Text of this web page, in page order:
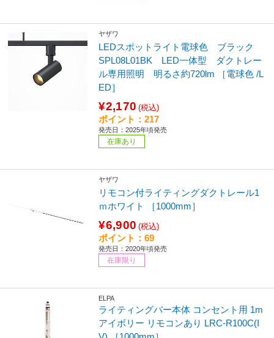
ヤザワ
LEDスポットライト電球色 ブラック
SPL08L01BK LED一体型 ダクトレー
ル専用照明 明るさ約720lm ［電球色 /L
ED］
¥2,170 (税込)
ポイント：217
発売日：2025年頃発売
在庫あり
ヤザワ
リモコン付ライティングダクトレール1
ｍホワイト ［1000mm］
¥6,900 (税込)
ポイント：69
発売日：2020年頃発売
在庫限り
ELPA
ライティングバー本体 コンセント用 1m
アイボリー リモコンあり LRC-R100C(I